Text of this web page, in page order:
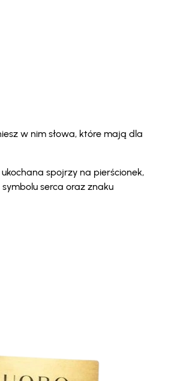
w nim słowa, które mają dla
spojrzy na pierścionek,
serca oraz znaku